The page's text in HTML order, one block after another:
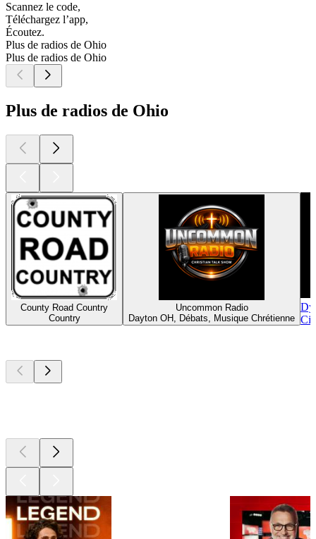
Scannez le code,
Téléchargez l’app,
Écoutez.
Plus de radios de Ohio
Plus de radios de Ohio
Plus de radios de Ohio
County Road Country
Country
Uncommon Radio
Dayton OH, Débats, Musique Chrétienne